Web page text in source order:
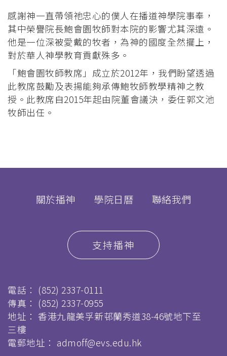
結
感謝神一直帶領祂忠心的僕人在播道神學院事奉，
其中榮譽院長鮑會園牧師對本院的影響尤其深遠。
他是一位深被愛戴的牧者，為神的國度全然擺上，
對於華人神學教育貢獻殊多。
「鮑會園牧師教席」成立於2012年，我們盼望透過
此教席鼓勵及表揚能夠承傳鮑牧師教學精神之教
授。此教席自2015年起由院董會議決，委任郭文池
牧師出任。
關於播神 學院日曆 聯絡我們
支持播神
電話： (852) 2337-0111
傳真： (852) 2337-0955
地址： 香港九龍美孚新邨蘭秀道38-46號地下至
三樓
電郵地址： admoff@evs.edu.hk